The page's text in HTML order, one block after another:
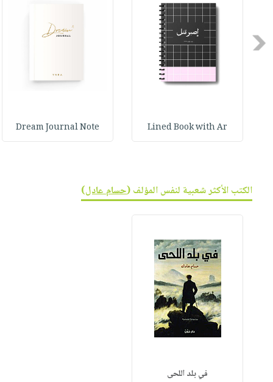
مناسبات
فيديوهات
يتكرر
خدمات
معنا
التسوق
Previous
Lined Book with Ar
Dream Journal Note
الكتب الأكثر شعبية لنفس المؤلف (حسام عادل)
في بلد اللحى